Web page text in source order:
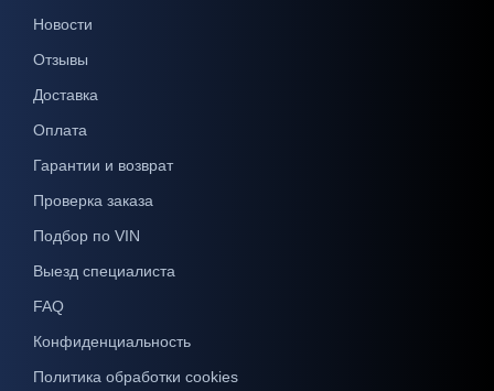
Новости
Отзывы
Доставка
Оплата
Гарантии и возврат
Проверка заказа
Подбор по VIN
Выезд специалиста
FAQ
Конфиденциальность
Политика обработки cookies